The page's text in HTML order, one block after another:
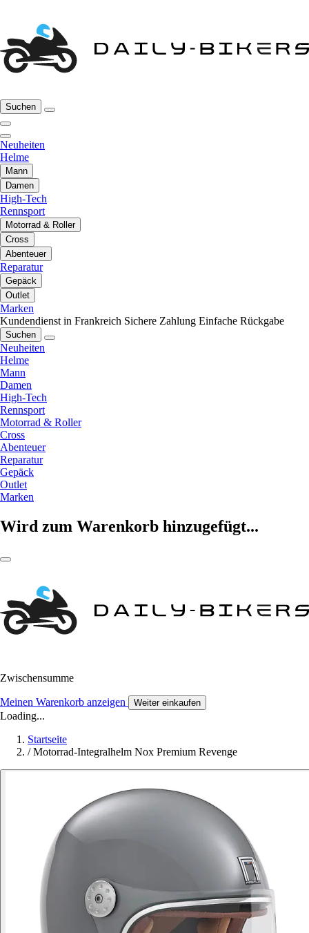
Suchen
Neuheiten
Helme
Mann
Damen
High-Tech
Rennsport
Motorrad & Roller
Cross
Abenteuer
Reparatur
Gepäck
Outlet
Marken
Kundendienst in Frankreich Sichere Zahlung Einfache Rückgabe
Suchen
Neuheiten
Helme
Mann
Damen
High-Tech
Rennsport
Motorrad & Roller
Cross
Abenteuer
Reparatur
Gepäck
Outlet
Marken
Wird zum Warenkorb hinzugefügt...
Zwischensumme
Meinen Warenkorb anzeigen Weiter einkaufen
Loading...
Startseite
/ Motorrad-Integralhelm Nox Premium Revenge